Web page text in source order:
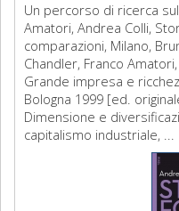
Un percorso di ricerca
Amatori, Andrea Colli,
comparazioni, Milano,
Chandler, Franco
Grande impresa e
Bologna 1999 [ed.
Dimensione e
capitalismo industriale, ...